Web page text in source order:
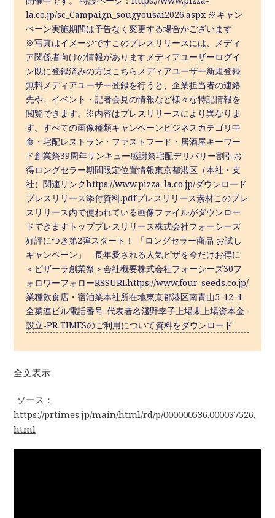
la.co.jp/sc_Campaign_sougyousai2026.aspx ※キャン
ペーン実施期間は予告なく変更する場合がございます
※写真はイメージですこのプレスリリースには、メディ
ア関係者向けの情報がありますメディアユーザーログイ
ン既に登録済みの方はこちらメディアユーザー新規登録
無料メディアユーザー登録を行うと、企業担当者の連絡
先や、イベント・記者会見の情報など様々な特記情報を
閲覧できます。※内容はプレスリリースにより異なりま
す。すべての画像種類キャンペーンビジネスカテゴリ中
食・宅配レストラン・ファストフード・居酒屋キーワー
ド創業祭39周年サンキュー感謝祭宅配デリバリー割引お
得ロングセラー期間限定位置情報東京都港区（本社・支
社）関連リンクhttps://www.pizza-la.co.jp/ダウンロード
プレスリリース添付資料.pdfプレスリリース素材このプレ
スリリース内で使われている画像ファイルがダウンロー
ドできますトッププレスリリース株式会社フォーシーズ
好評につき第2弾スタート！ 「ロングセラー商品 お試し
キャンペーン」 長年愛される人気ピザを今だけお得に
＜ピザーラ創業祭＞会社概要株式会社フォーシーズ30フ
ォロワーフォローRSSURLhttps://www.four-seeds.co.jp/
業種飲食店・宿泊業本社所在地東京都港区南青山5-12-4
全菓連ビル電話番号-代表者名淺野幸子上場未上場資本金-
設立-PR TIMESのご利用について資料をダウンロード
全文表示
ソース：
https://prtimes.jp/main/html/rd/p/000000536.000037526.
html